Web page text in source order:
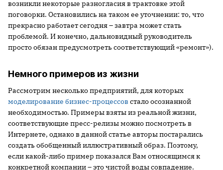
возникли некоторые разногласия в трактовке этой
поговорки. Остановились на таком ее уточнении: то, что
прекрасно работает сегодня – завтра может стать
проблемой. И конечно, дальновидный руководитель
просто обязан предусмотреть соответствующий «ремонт»).
Немного примеров из жизни
Рассмотрим несколько предприятий, для которых
моделирование бизнес-процессов стало осознанной
необходимостью. Примеры взяты из реальной жизни,
соответствующие пресс-релизы можно посмотреть в
Интернете, однако в данной статье авторы постарались
создать обобщенный иллюстративный образ. Поэтому,
если какой-либо пример показался Вам относящимся к
конкретной компании – это чистой воды совпадение.